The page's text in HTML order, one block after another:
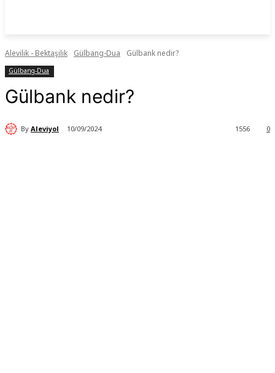
Alevilik - Bektaşilik Gülbang-Dua Gülbank nedir?
Gülbang-Dua
Gülbank nedir?
By Aleviyol 10/09/2024 0
1556